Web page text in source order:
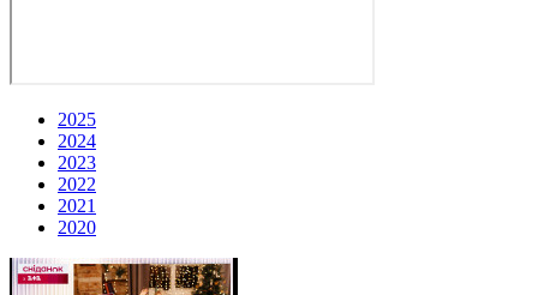
2025
2024
2023
2022
2021
2020